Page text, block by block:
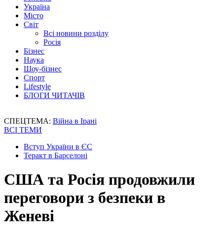
Україна
Місто
Світ
Всі новини розділу
Росія
Бізнес
Наука
Шоу-бізнес
Спорт
Lifestyle
БЛОГИ ЧИТАЧІВ
СПЕЦТЕМА: Війна в Ірані
ВСІ ТЕМИ
Вступ України в ЄС
Теракт в Барселоні
США та Росія продовжили
переговори з безпеки в
Женеві